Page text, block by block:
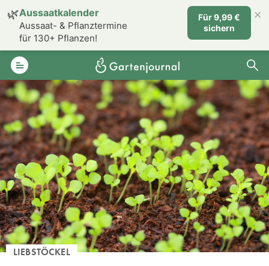
LIEBSTÖCKEL
🌿Aussaatkalender
Aussaat- & Pflanztermine
für 130+ Pflanzen!
Für 9,99 €
sichern
×